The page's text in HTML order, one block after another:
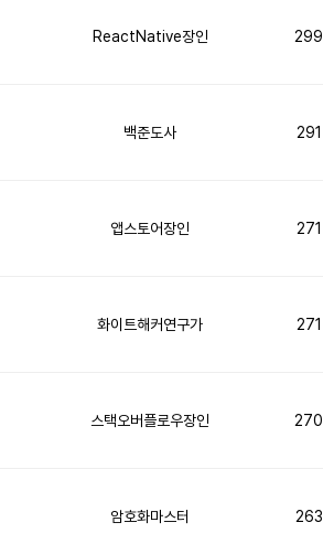
ReactNative장인 299
백준도사 291
앱스토어장인 271
화이트해커연구가 271
스택오버플로우장인 270
암호화마스터 263